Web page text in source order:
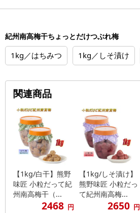
紀州南高梅干ちょっとだけつぶれ梅
1kg／はちみつ 1kg／しそ漬け
関連商品
【1kg/白干】熊野
味匠 小粒だって紀
州南高梅干（...
2468 円
【1kg/しそ漬け】
熊野味匠 小粒だっ
て紀州南高梅...
2650 円